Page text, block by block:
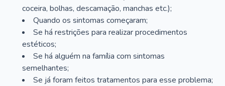
coceira, bolhas, descamação, manchas etc.);
Quando os sintomas começaram;
Se há restrições para realizar procedimentos
estéticos;
Se há alguém na família com sintomas
semelhantes;
Se já foram feitos tratamentos para esse problema;